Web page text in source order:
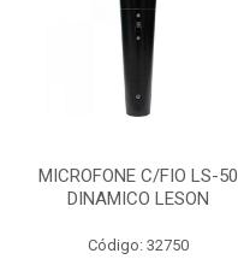
MICROFONE C/FIO LS-50
DINAMICO LESON
Código: 32750